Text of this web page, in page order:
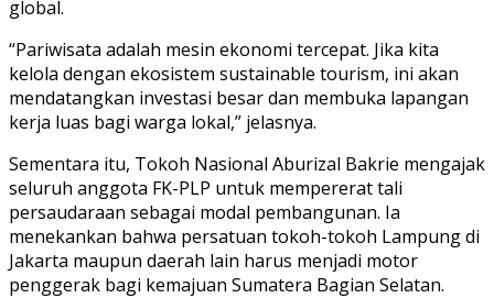
global.
“Pariwisata adalah mesin ekonomi tercepat. Jika kita
kelola dengan ekosistem sustainable tourism, ini akan
mendatangkan investasi besar dan membuka lapangan
kerja luas bagi warga lokal,” jelasnya.
Sementara itu, Tokoh Nasional Aburizal Bakrie mengajak
seluruh anggota FK-PLP untuk mempererat tali
persaudaraan sebagai modal pembangunan. Ia
menekankan bahwa persatuan tokoh-tokoh Lampung di
Jakarta maupun daerah lain harus menjadi motor
penggerak bagi kemajuan Sumatera Bagian Selatan.